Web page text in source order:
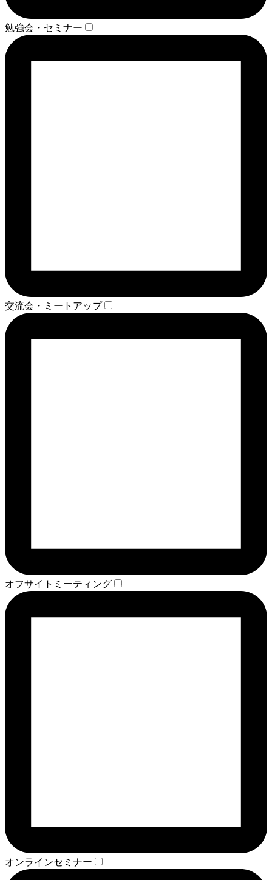
勉強会・セミナー
交流会・ミートアップ
オフサイトミーティング
オンラインセミナー